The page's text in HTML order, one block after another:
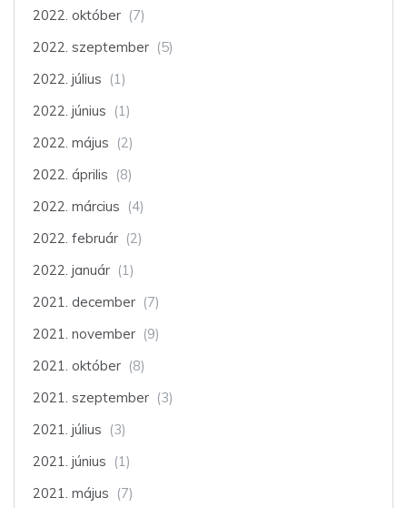
2022. október (7)
2022. szeptember (5)
2022. július (1)
2022. június (1)
2022. május (2)
2022. április (8)
2022. március (4)
2022. február (2)
2022. január (1)
2021. december (7)
2021. november (9)
2021. október (8)
2021. szeptember (3)
2021. július (3)
2021. június (1)
2021. május (7)